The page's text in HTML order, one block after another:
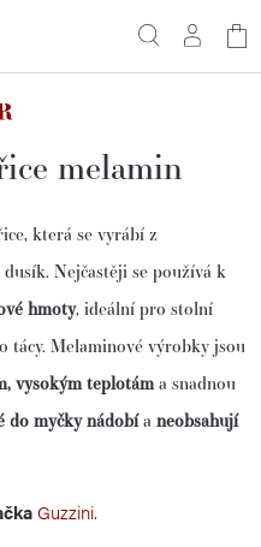
melamin
která se vyrábí z
Nejčastěji se používá k
hmoty, ideální pro stolní
tácy. Melaminové výrobky jsou
vysokým teplotám a snadnou
do myčky nádobía neobsahují
Guzzini.